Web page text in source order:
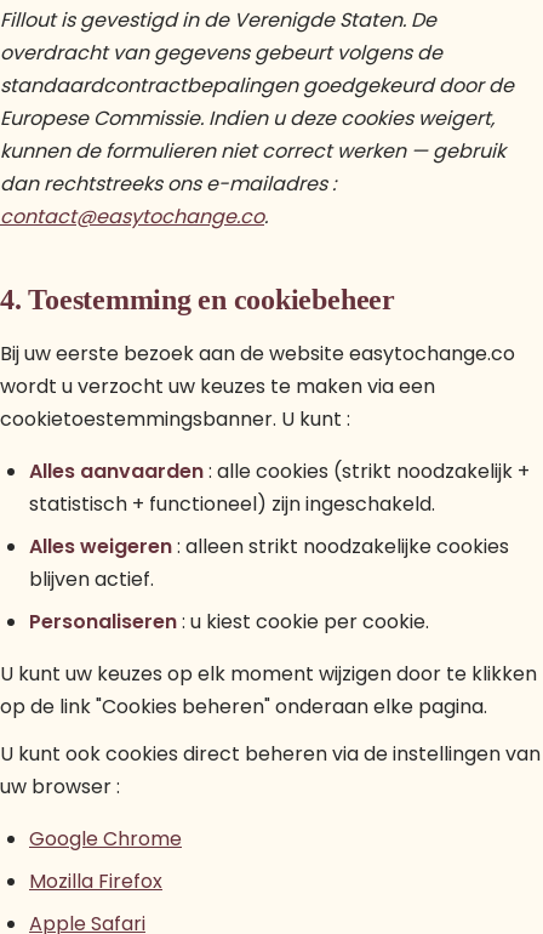
Fillout is gevestigd in de Verenigde Staten. De
overdracht van gegevens gebeurt volgens de
standaardcontractbepalingen goedgekeurd door de
Europese Commissie. Indien u deze cookies weigert,
kunnen de formulieren niet correct werken — gebruik
dan rechtstreeks ons e-mailadres :
contact@easytochange.co.
4. Toestemming en cookiebeheer
Bij uw eerste bezoek aan de website easytochange.co
wordt u verzocht uw keuzes te maken via een
cookietoestemmingsbanner. U kunt :
Alles aanvaarden: alle cookies (strikt noodzakelijk +
statistisch + functioneel) zijn ingeschakeld.
Alles weigeren: alleen strikt noodzakelijke cookies
blijven actief.
Personaliseren: u kiest cookie per cookie.
U kunt uw keuzes op elk moment wijzigen door te klikken
op de link "Cookies beheren" onderaan elke pagina.
U kunt ook cookies direct beheren via de instellingen van
uw browser :
Google Chrome
Mozilla Firefox
Apple Safari